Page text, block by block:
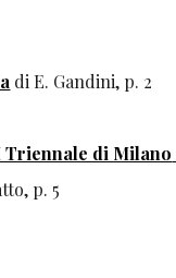
di E. Gandini, p. 2
Triennale di Milano
p. 5